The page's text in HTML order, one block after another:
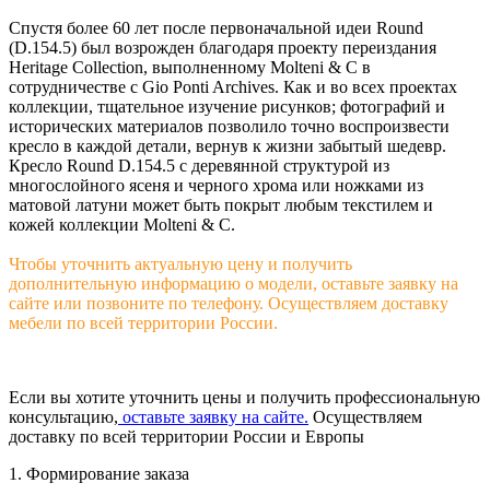
Спустя более 60 лет после первоначальной идеи Round
(D.154.5) был возрожден благодаря проекту переиздания
Heritage Collection, выполненному Molteni & C в
сотрудничестве с Gio Ponti Archives. Как и во всех проектах
коллекции, тщательное изучение рисунков; фотографий и
исторических материалов позволило точно воспроизвести
кресло в каждой детали, вернув к жизни забытый шедевр.
Кресло Round D.154.5 с деревянной структурой из
многослойного ясеня и черного хрома или ножками из
матовой латуни может быть покрыт любым текстилем и
кожей коллекции Molteni & C.
Чтобы уточнить актуальную цену и получить
дополнительную информацию о модели, оставьте заявку на
сайте или позвоните по телефону. Осуществляем доставку
мебели по всей территории России.
Если вы хотите уточнить цены и получить профессиональную
консультацию, оставьте заявку на сайте. Осуществляем
доставку по всей территории России и Европы
1. Формирование заказа